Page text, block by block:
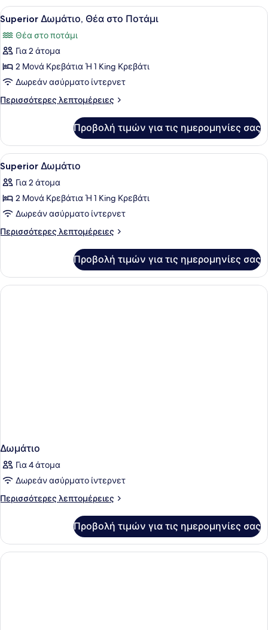
Θέα
στο
Ποτάμι
Προβολή
όλων
των
φωτογραφιών
για
Superior
Δωμάτιο,
Θέα
Ποτάμι
Ένα δωμάτιο ξενοδοχείου με ένα
15
Superior Δωμάτιο, Θέα στο Ποτάμι
Θέα στο ποτάμι
Για 2 άτομα
2 Μονά Κρεβάτια Ή 1 King Κρεβάτι
Δωρεάν ασύρματο ίντερνετ
Περισσότερες λεπτομέρειες
Περισσότερες
Δωμάτιο,
Θέα
στο
Ποτάμι
Προβολή τιμών για τις ημερομηνίες σας
Προβολή
όλων
των
φωτογραφιών
για
Superior
Ένα δωμάτιο ξενοδοχείου με ένα
9
Superior Δωμάτιο
Για 2 άτομα
2 Μονά Κρεβάτια Ή 1 King Κρεβάτι
Δωρεάν ασύρματο ίντερνετ
Περισσότερες λεπτομέρειες
Περισσότερες
Δωμάτιο
Προβολή τιμών για τις ημερομηνίες σας
Δωμάτιο
Για 4 άτομα
Δωρεάν ασύρματο ίντερνετ
Περισσότερες λεπτομέρειες
Περισσότερες
Προβολή τιμών για τις ημερομηνίες σας